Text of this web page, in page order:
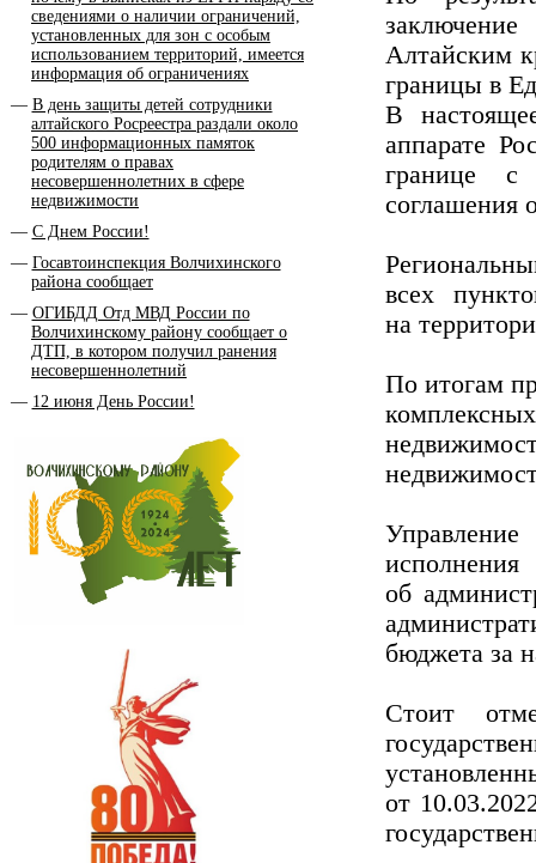
сведениями о наличии ограничений,
установленных для зон с особым
использованием территорий, имеется
информация об ограничениях
В день защиты детей сотрудники
алтайского Росреестра раздали около
500 информационных памяток
родителям о правах
несовершеннолетних в сфере
недвижимости
С Днем России!
Госавтоинспекция Вол­чихинского
района сообщает
ОГИБДД Отд МВД России по
Волчихинскому району сообщает о
ДТП, в котором получил ранения
несовершеннолетний
12 июня День России!
Алтайским
границы в
В
аппарате
границе с
соглашения
всех
на
По итогам
об
бюджета за
Стоит
от